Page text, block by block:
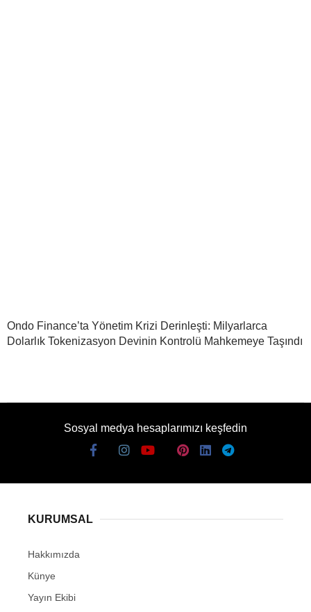
Ondo Finance’ta Yönetim Krizi Derinleşti: Milyarlarca
Dolarlık Tokenizasyon Devinin Kontrolü Mahkemeye Taşındı
Sosyal medya hesaplarımızı keşfedin
KURUMSAL
Hakkımızda
Künye
Yayın Ekibi